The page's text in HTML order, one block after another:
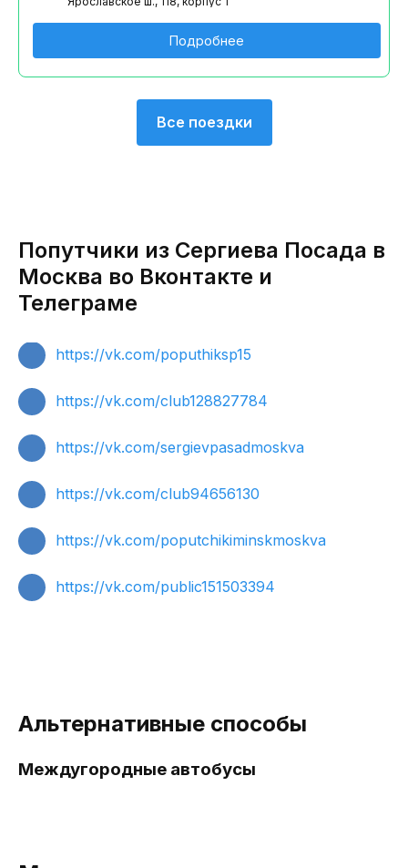
Подробнее
Все поездки
Попутчики из Сергиева Посада в
Москва во Вконтакте и
Телеграме
https://vk.com/poputhiksp15
https://vk.com/club128827784
https://vk.com/sergievpasadmoskva
https://vk.com/club94656130
https://vk.com/poputchikiminskmoskva
https://vk.com/public151503394
Альтернативные способы
Междугородные автобусы